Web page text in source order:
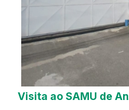
Visita ao SAMU de